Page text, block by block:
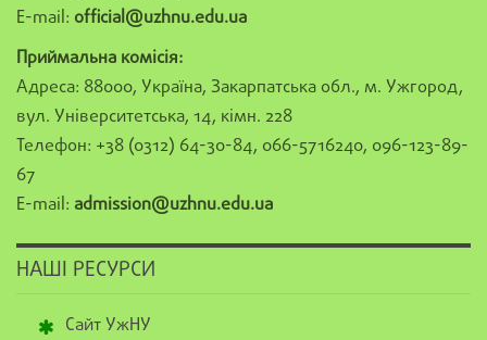
E-mail: official@uzhnu.edu.ua
Приймальна комісія:
Адреса: 88000, Україна, Закарпатська обл., м. Ужгород,
вул. Університетська, 14, кімн. 228
Телефон: +38 (0312) 64-30-84, 066-5716240, 096-123-89-
67
E-mail: admission@uzhnu.edu.ua
НАШІ РЕСУРСИ
Сайт УжНУ